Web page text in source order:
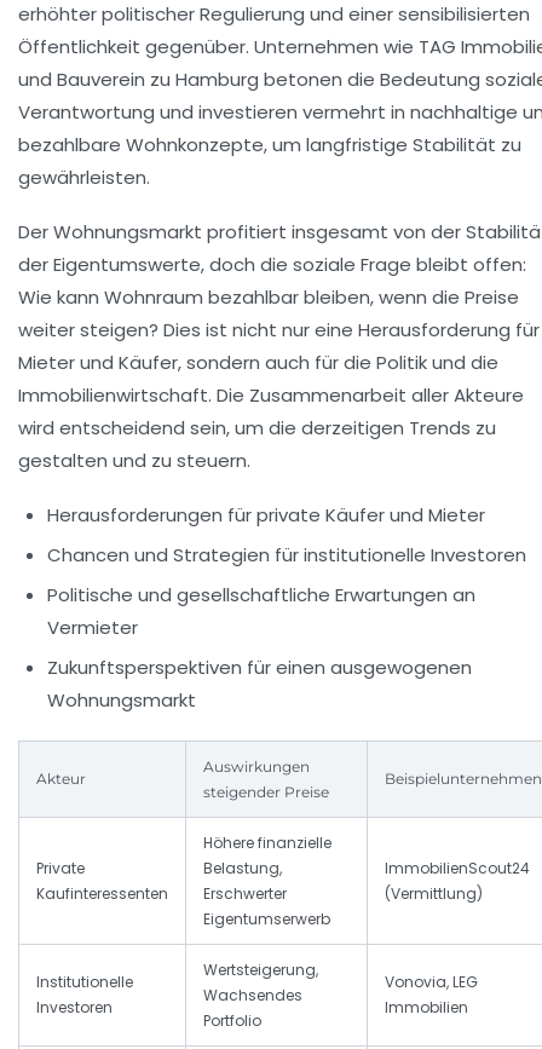
erhöhter politischer Regulierung und einer sensibilisierten
Öffentlichkeit gegenüber. Unternehmen wie TAG
und Bauverein zu Hamburg betonen die Bedeutung
Verantwortung und investieren vermehrt in nachhaltige
bezahlbare Wohnkonzepte, um langfristige Stabilität zu
gewährleisten.
Der Wohnungsmarkt profitiert insgesamt von der
der Eigentumswerte, doch die soziale Frage bleibt offen:
Wie kann Wohnraum bezahlbar bleiben, wenn die Preise
weiter steigen? Dies ist nicht nur eine Herausforderung für
Mieter und Käufer, sondern auch für die Politik und die
Immobilienwirtschaft. Die Zusammenarbeit aller Akteure
wird entscheidend sein, um die derzeitigen Trends zu
gestalten und zu steuern.
Herausforderungen für private Käufer und Mieter
Chancen und Strategien für institutionelle Investoren
Politische und gesellschaftliche Erwartungen an
Vermieter
Zukunftsperspektiven für einen ausgewogenen
Wohnungsmarkt
Akteur
Auswirkungen
steigender Preise
Beispielunternehmen
Private
Kaufinteressenten
Höhere finanzielle
Belastung,
Erschwerter
Eigentumserwerb
ImmobilienScout24
(Vermittlung)
Institutionelle
Investoren
Wertsteigerung,
Wachsendes
Portfolio
Vonovia, LEG
Immobilien